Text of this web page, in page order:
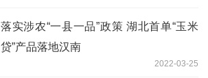
落实涉农“一县一品”政策 湖北首单“玉米
贷”产品落地汉南
2022-03-25